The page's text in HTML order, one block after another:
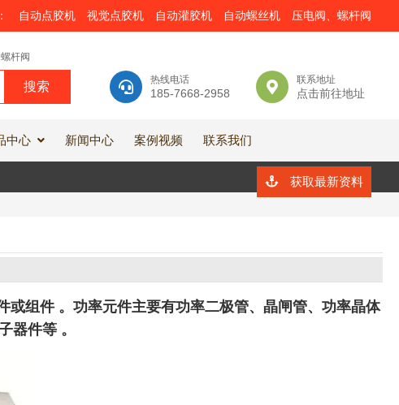
自动点胶机 视觉点胶机 自动灌胶机 自动螺丝机 压电阀、螺杆阀
热线电话
185-7668-2958
联系地址
点击前往地址
杆阀
中心 新闻中心 案例视频 联系我们
获取最新资料
组件 。功率元件主要有功率二极管、晶闸管、功率晶体
器件等 。